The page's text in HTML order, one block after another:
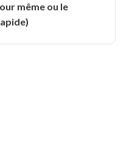
même ou le